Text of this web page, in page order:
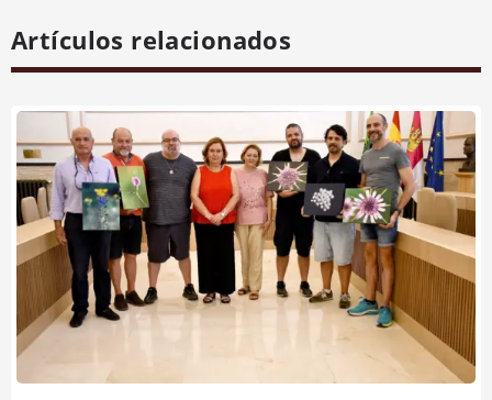
Artículos relacionados